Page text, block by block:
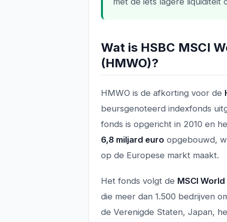
Wat is HSBC MSCI
(HMWO)?
HMWO is de afkorting voor de
beursgenoteerd indexfonds
fonds is opgericht in 2010 en
6,8 miljard euro opgebouwd,
op de Europese markt maakt.
Het fonds volgt de MSCI
die meer dan 1.500 bedrijven
de Verenigde Staten, Japan,